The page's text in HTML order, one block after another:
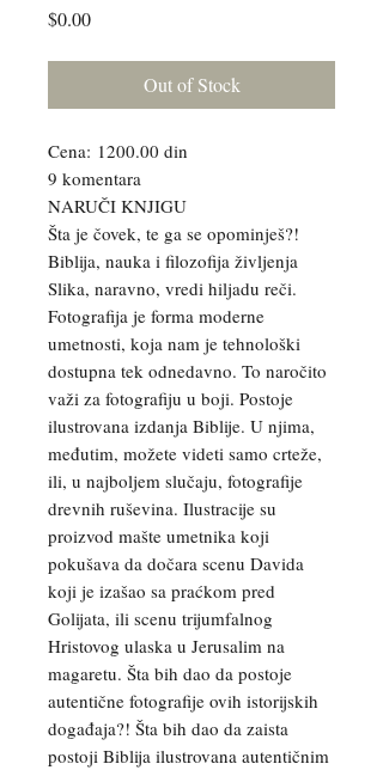
$0.00Price
Out of Stock
Cena: 1200.00 din
9 komentara
NARUČI KNJIGU
Šta je čovek, te ga se opominješ?!
Biblija, nauka i filozofija življenja
Slika, naravno, vredi hiljadu reči.
Fotografija je forma moderne
umetnosti, koja nam je tehnološki
dostupna tek odnedavno. To naročito
važi za fotografiju u boji. Postoje
ilustrovana izdanja Biblije. U njima,
međutim, možete videti samo crteže,
ili, u najboljem slučaju, fotografije
drevnih ruševina. Ilustracije su
proizvod mašte umetnika koji
pokušava da dočara scenu Davida
koji je izašao sa praćkom pred
Golijata, ili scenu trijumfalnog
Hristovog ulaska u Jerusalim na
magaretu. Šta bih dao da postoje
autentične fotografije ovih istorijskih
događaja?! Šta bih dao da zaista
postoji Biblija ilustrovana autentičnim